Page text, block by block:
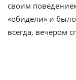
своим
«обидели» и
всегда, вечером